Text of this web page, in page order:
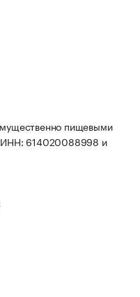
пищевыми
ИНН: 614020088998 и